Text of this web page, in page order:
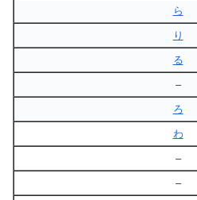
ら
り
る
–
ろ
わ
–
–